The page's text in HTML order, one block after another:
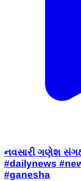
નવસારી ગણેશ
#dailynews
#ganesha